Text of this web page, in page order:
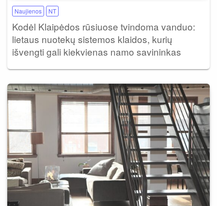
Naujienos NT
Kodėl Klaipėdos rūsiuose tvindoma vanduo:
lietaus nuotekų sistemos klaidos, kurių
išvengti gali kiekvienas namo savininkas